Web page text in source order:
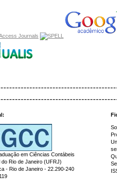
em Ciências Contábeis
Rio de Janeiro (UFRJ)
- Rio de Janeiro - 22.290-240